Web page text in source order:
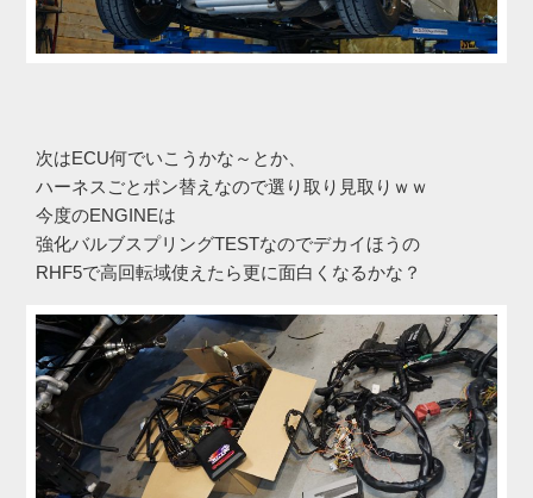
次はECU何でいこうかな～とか、
ハーネスごとポン替えなので選り取り見取りｗｗ
今度のENGINEは
強化バルブスプリングTESTなのでデカイほうの
RHF5で高回転域使えたら更に面白くなるかな？